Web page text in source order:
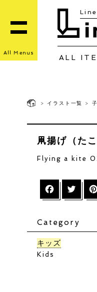
ALL
All Menus
> イラスト一覧 >
凧揚げ（た
Flying a kite
FacebookTwitter
Category
キッズ
Kids